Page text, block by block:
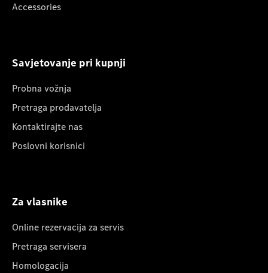
Accessories
Savjetovanje pri kupnji
Probna vožnja
Pretraga prodavatelja
Kontaktirajte nas
Poslovni korisnici
Za vlasnike
Online rezervacija za servis
Pretraga servisera
Homologacija